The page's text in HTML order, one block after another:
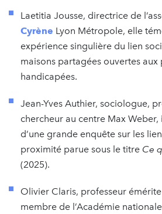
Laetitia Jousse, directrice de
Cyrène Lyon Métropole, elle
expérience singulière du lien
maisons partagées ouvertes aux
handicapées.
Jean-Yves Authier, sociologue,
chercheur au centre Max
d’une grande enquête sur les
proximité parue sous le titre Ce
(2025).
Olivier Claris, professeur
membre de l’Académie